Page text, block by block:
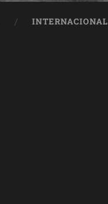
INTERNACIONAL